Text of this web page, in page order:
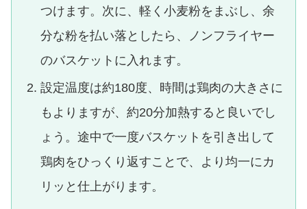
つけます。次に、軽く小麦粉をまぶし、余
分な粉を払い落としたら、ノンフライヤー
のバスケットに入れます。
設定温度は約180度、時間は鶏肉の大きさに
もよりますが、約20分加熱すると良いでし
ょう。途中で一度バスケットを引き出して
鶏肉をひっくり返すことで、より均一にカ
リッと仕上がります。